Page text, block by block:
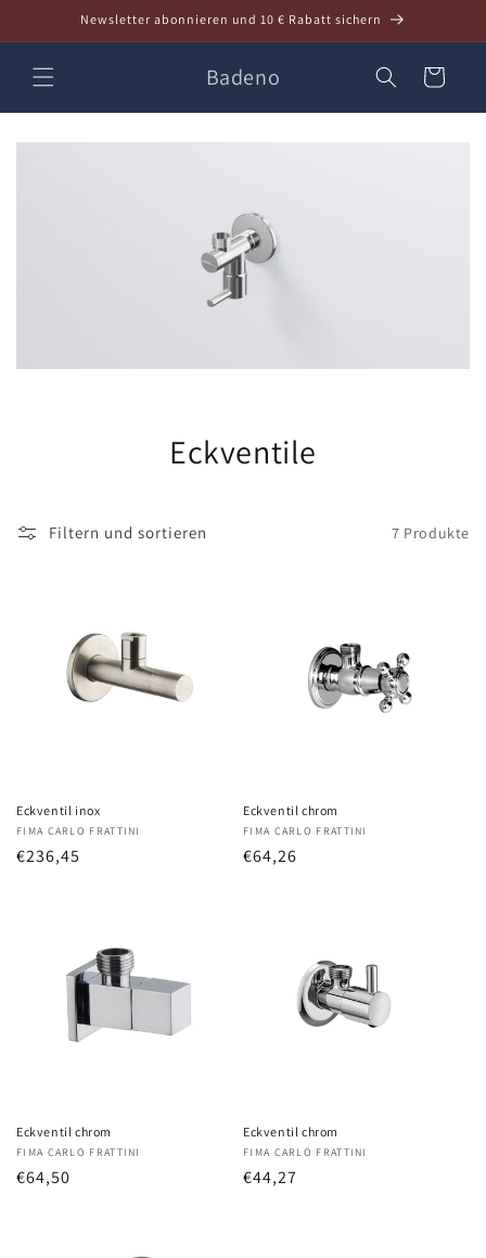
Inhalt
Newsletter abonnieren und 10 € Rabatt sichern
Badeno Warenkorb
Eckventile
Filtern und sortieren 7 Produkte
Eckventil inox
Anbieter:
FIMA CARLO FRATTINI
Normaler
€236,45
Eckventil chrom
Anbieter:
FIMA CARLO FRATTINI
Normaler
€64,26
Eckventil chrom
Anbieter:
FIMA CARLO FRATTINI
Normaler
€64,50
Eckventil chrom
Anbieter:
FIMA CARLO FRATTINI
Normaler
€44,27